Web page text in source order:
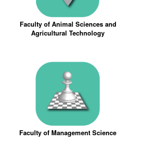
Faculty of Animal Sciences and
Agricultural Technology
Faculty of Management Science